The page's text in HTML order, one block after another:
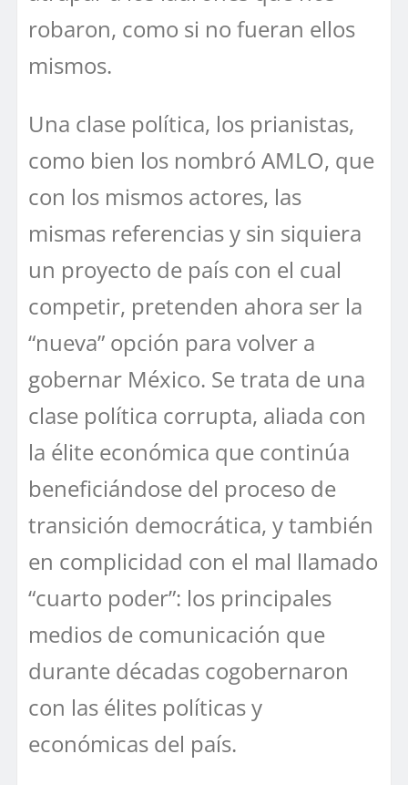
robaron, como si no fueran ellos
mismos.
Una clase política, los prianistas,
como bien los nombró AMLO, que
con los mismos actores, las
mismas referencias y sin siquiera
un proyecto de país con el cual
competir, pretenden ahora ser la
“nueva” opción para volver a
gobernar México. Se trata de una
clase política corrupta, aliada con
la élite económica que continúa
beneficiándose del proceso de
transición democrática, y también
en complicidad con el mal llamado
“cuarto poder”: los principales
medios de comunicación que
durante décadas cogobernaron
con las élites políticas y
económicas del país.